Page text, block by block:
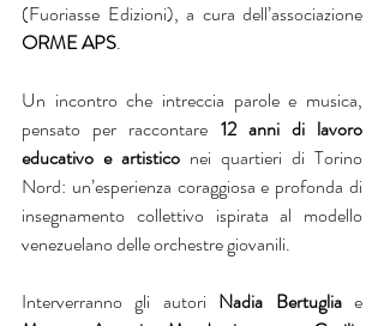
ORME APS.
Un incontro che intreccia parole e musica,
pensato per raccontare 12 anni di lavoro
educativo e artistico nei quartieri di Torino
Nord: un’esperienza coraggiosa e profonda di
insegnamento collettivo ispirata al modello
venezuelano delle orchestre giovanili.
Interverranno gli autori Nadia Bertuglia